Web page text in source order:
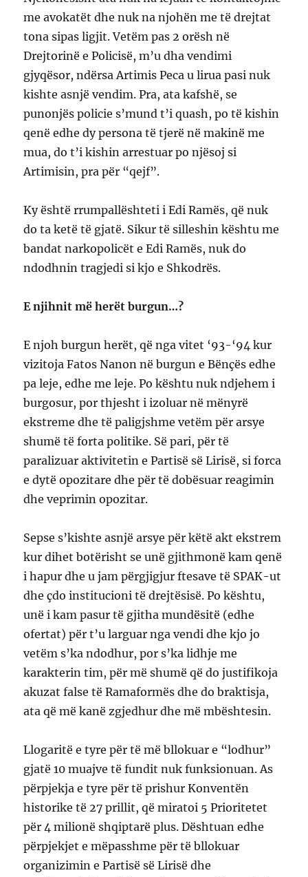
me avokatët dhe nuk na njohën me të drejtat
tona sipas ligjit. Vetëm pas 2 orësh në
Drejtorinë e Policisë, m’u dha vendimi
gjyqësor, ndërsa Artimis Peca u lirua pasi nuk
kishte asnjë vendim. Pra, ata kafshë, se
punonjës policie s’mund t’i quash, po të kishin
qenë edhe dy persona të tjerë në makinë me
mua, do t’i kishin arrestuar po njësoj si
Artimisin, pra për “qejf”.
Ky është rrumpallështeti i Edi Ramës, që nuk
do ta ketë të gjatë. Sikur të silleshin kështu me
bandat narkopolicët e Edi Ramës, nuk do
ndodhnin tragjedi si kjo e Shkodrës.
E njihnit më herët burgun…?
E njoh burgun herët, që nga vitet ‘93-‘94 kur
vizitoja Fatos Nanon në burgun e Bënçës edhe
pa leje, edhe me leje. Po kështu nuk ndjehem i
burgosur, por thjesht i izoluar në mënyrë
ekstreme dhe të paligjshme vetëm për arsye
shumë të forta politike. Së pari, për të
paralizuar aktivitetin e Partisë së Lirisë, si forca
e dytë opozitare dhe për të dobësuar reagimin
dhe veprimin opozitar.
Sepse s’kishte asnjë arsye për këtë akt ekstrem
kur dihet botërisht se unë gjithmonë kam qenë
i hapur dhe u jam përgjigjur ftesave të SPAK-ut
dhe çdo institucioni të drejtësisë. Po kështu,
unë i kam pasur të gjitha mundësitë (edhe
ofertat) për t’u larguar nga vendi dhe kjo jo
vetëm s’ka ndodhur, por s’ka lidhje me
karakterin tim, për më shumë që do justifikoja
akuzat false të Ramaformës dhe do braktisja,
ata që më kanë zgjedhur dhe më mbështesin.
Llogaritë e tyre për të më bllokuar e “lodhur”
gjatë 10 muajve të fundit nuk funksionuan. As
përpjekja e tyre për të prishur Konventën
historike të 27 prillit, që miratoi 5 Prioritetet
për 4 milionë shqiptarë plus. Dështuan edhe
përpjekjet e mëpasshme për të bllokuar
organizimin e Partisë së Lirisë dhe